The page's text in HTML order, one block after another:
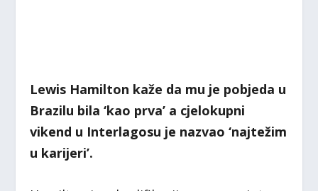
Lewis Hamilton kaže da mu je pobjeda u
Brazilu bila ‘kao prva’ a cjelokupni
vikend u Interlagosu je nazvao ‘najtežim
u karijeri’.